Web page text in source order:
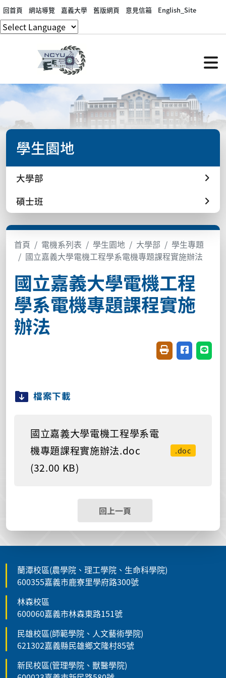
回首頁 網站導覽 嘉義大學 舊版網頁 意見信箱 English_Site
學生園地
大學部
碩士班
首頁 電機系列表 學生園地 大學部
學生專題
國立嘉義大學電機工程學系電機專題課程實施辦法
國立嘉義大學電機工程
學系電機專題課程實施
辦法
友善列印(開新視
分享至臉書
分享
檔案下載
國立嘉義大學電機工程學系電
機專題課程實施辦法.doc
(32.00 KB)
.doc
回上一頁
蘭潭校區(農學院、理工學院、生命科學院)
600355嘉義市鹿寮里學府路300號
林森校區
600060嘉義市林森東路151號
民雄校區(師範學院、人文藝術學院)
621302嘉義縣民雄鄉文隆村85號
新民校區(管理學院、獸醫學院)